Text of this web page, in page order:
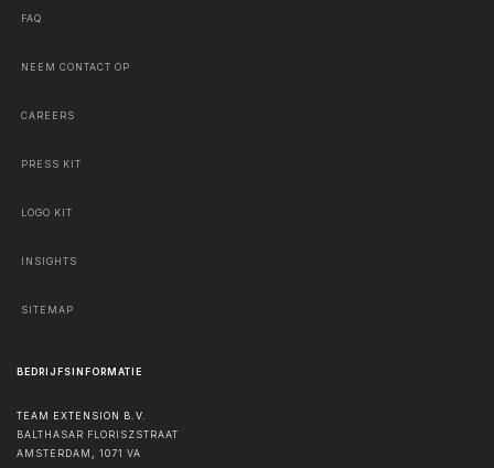
FAQ
NEEM CONTACT OP
CAREERS
PRESS KIT
LOGO KIT
INSIGHTS
SITEMAP
BEDRIJFSINFORMATIE
TEAM EXTENSION B.V.
BALTHASAR FLORISZSTRAAT
AMSTERDAM
1071 VA